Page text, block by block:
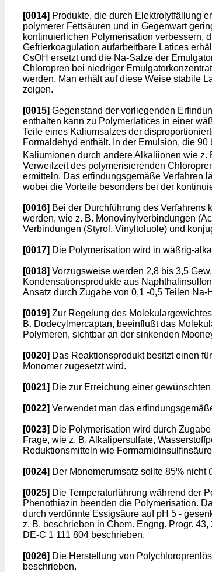
[0014] Produkte, die durch Elektrolytfällung
polymerer Fettsäuren und in Gegenwart
kontinuierlichen Polymerisation verbessern,
Gefrierkoagulation aufarbeitbare Latices
CsOH ersetzt und die Na-Salze der
Chloropren bei niedriger
werden. Man erhält auf diese Weise stabile
zeigen.
[0015] Gegenstand der vorliegenden
enthalten kann zu Polymerlatices in einer
Teile eines Kaliumsalzes der
Formaldehyd enthält. In der Emulsion, die
Kaliumionen durch andere Alkaliionen wie z.
Verweilzeit des polymerisierenden
ermitteln. Das erfindungsgemäße Verfahren
wobei die Vorteile besonders bei der
[0016] Bei der Durchführung des
werden, wie z. B. Monovinylverbindungen
Verbindungen (Styrol, Vinyltoluole) und
[0017] Die Polymerisation wird in wäßrig-
[0018] Vorzugsweise werden 2,8 bis 3,5
Kondensationsprodukte aus
Ansatz durch Zugabe von 0,1 -0,5 Teilen
[0019] Zur Regelung des
B. Dodecylmercaptan, beeinflußt das
Polymeren, sichtbar an der sinkenden
[0020] Das Reaktionsprodukt besitzt einen
Monomer zugesetzt wird.
[0021] Die zur Erreichung einer
[0022] Verwendet man das
[0023] Die Polymerisation wird durch
Frage, wie z. B. Alkalipersulfate,
Reduktionsmitteln wie
[0024] Der Monomerumsatz sollte 85%
[0025] Die Temperaturführung während der
Phenothiazin beenden die Polymerisation.
durch verdünnte Essigsäure auf pH 5 -
z. B. beschrieben in Chem. Engng. Progr.
DE-C 1 111 804 beschrieben.
[0026] Die Herstellung von
beschrieben.